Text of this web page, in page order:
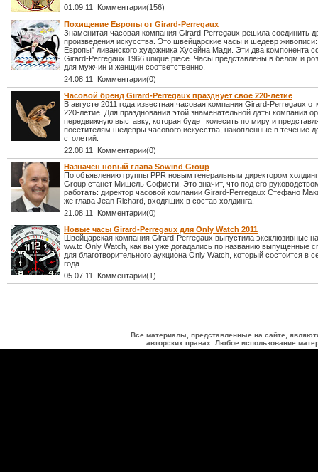
01.09.11 Комментарии(156)
Похищение Европы от Girard-Perregaux
Знаменитая часовая компания Girard-Perregaux решила соединить
произведения искусства. Это швейцарские часы и шедевр
Европы" ливанского художника Хусейна Мади. Эти два компонента
Girard-Perregaux 1966 unique piece. Часы представлены в белом и
для мужчин и женщин соответственно.
24.08.11 Комментарии(0)
Часовой бренд Girard-Perregaux празднует свое 220-летие
В августе 2011 года известная часовая компания Girard-Perregaux
220-летие. Для празднования этой знаменательной даты компания
передвижную выставку, которая будет колесить по миру и
посетителям шедевры часового искусства, накопленные в течение
столетий.
22.08.11 Комментарии(0)
Назначен новый глава Sowind Group
По объявлению группы PPR новым генеральным директором
Group станет Мишель Софисти. Это значит, что под его
работать: директор часовой компании Girard-Perregaux Стефано
же глава Jean Richard, входящих в состав холдинга.
21.08.11 Комментарии(0)
Новые часы Girard-Perregaux для Only Watch 2011
Швейцарская компания Girard-Perregaux выпустила эксклюзивные
ww.tc Only Watch, как вы уже догадались по названию выпущенные
для благотворительного аукциона Only Watch, который состоится в
года.
05.07.11 Комментарии(1)
Все материалы, представленные на сайте,
авторских правах. Любое использование